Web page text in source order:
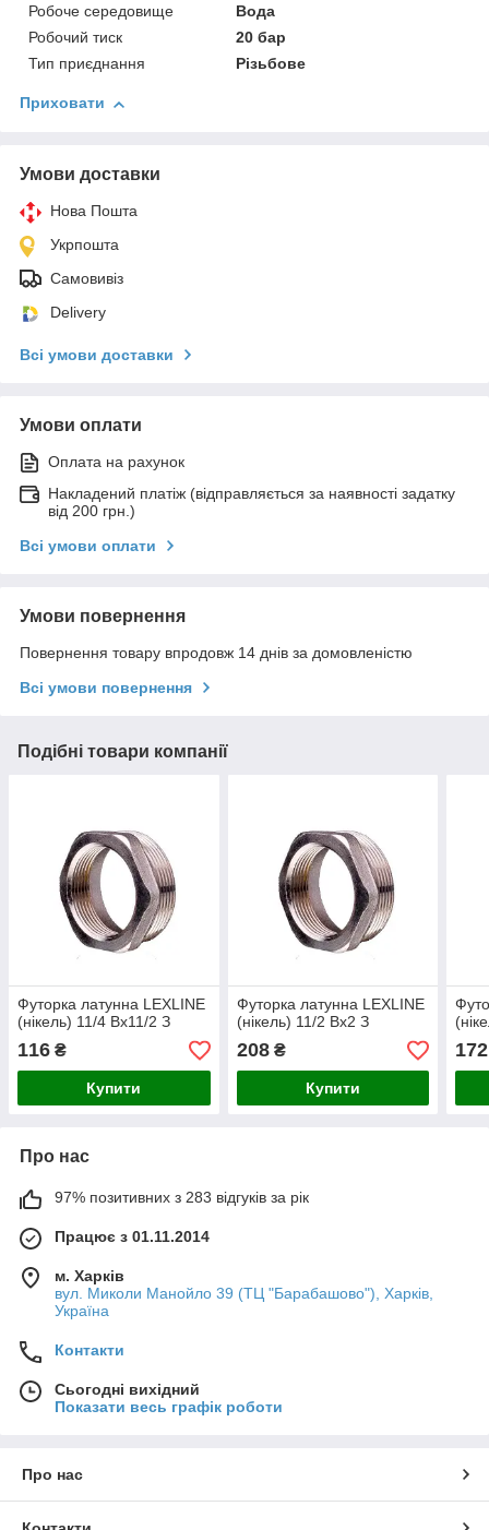
Робоче середовище
Вода
Робочий тиск
20 бар
Тип приєднання
Різьбове
Приховати
Умови доставки
Нова Пошта
Укрпошта
Самовивіз
Delivery
Всі умови доставки
Умови оплати
Оплата на рахунок
Накладений платіж (відправляється за наявності задатку
від 200 грн.)
Всі умови оплати
Умови повернення
Повернення товару впродовж 14 днів за домовленістю
Всі умови повернення
Подібні товари компанії
Футорка латунна LEXLINE
(нікель) 11/4 Вх11/2 З
116 ₴
Купити
Футорка латунна LEXLINE
(нікель) 11/2 Вх2 З
208₴
Купити
172
Про нас
97% позитивних з 283 відгуків за рік
Працює з 01.11.2014
м. Харків
вул. Миколи Манойло 39 (ТЦ "Барабашово"), Харків,
Україна
Контакти
Сьогодні вихідний
Показати весь графік роботи
Про нас